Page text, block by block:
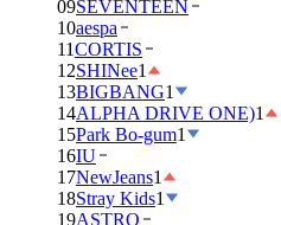
09SEVENTEEN
10aespa
11CORTIS
12SHINee1
13BIGBANG1
14ALPHA DRIVE ONE)1
15Park Bo-gum1
16IU
17NewJeans1
18Stray Kids1
19ASTRO